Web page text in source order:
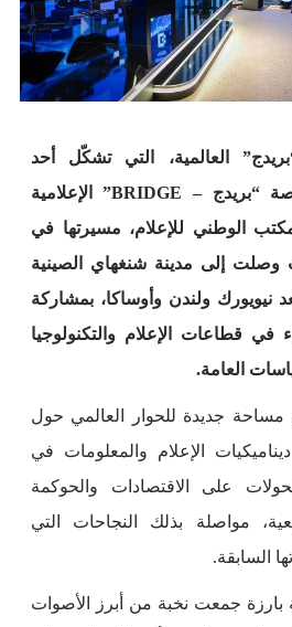
العالمية، التي تشكّل أحد
المسارات الرئيسة لمنصة “بريدج – BRIDGE” الإعلامية
الوطني للإعلام، مسيرتها في
وصلت إلى مدينة شنغهاي الصينية
نيويورك ولندن وأوساكا، بمشاركة
في قطاعات الإعلام والتكنولوجيا
العامة.
جديدة للحوار العالمي حول
الإعلام والمعلومات في
على الاقتصادات والحوكمة
مواصلة بذلك النجاحات التي
السابقة.
جمعت نخبة من أبرز الأصوات